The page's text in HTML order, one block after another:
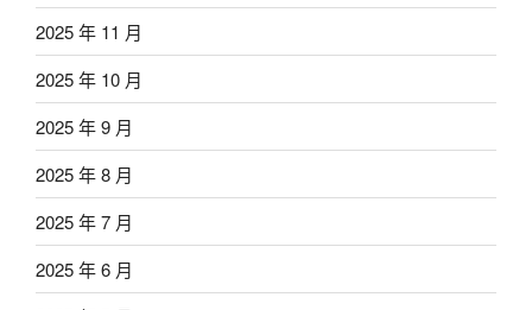
2025 年 11 月
2025 年 10 月
2025 年 9 月
2025 年 8 月
2025 年 7 月
2025 年 6 月